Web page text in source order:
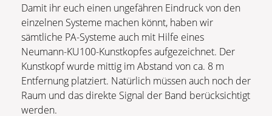
Damit ihr euch einen ungefähren Eindruck von den
einzelnen Systeme machen könnt, haben wir
sämtliche PA-Systeme auch mit Hilfe eines
Neumann-KU100-Kunstkopfes aufgezeichnet. Der
Kunstkopf wurde mittig im Abstand von ca. 8 m
Entfernung platziert. Natürlich müssen auch noch der
Raum und das direkte Signal der Band berücksichtigt
werden.